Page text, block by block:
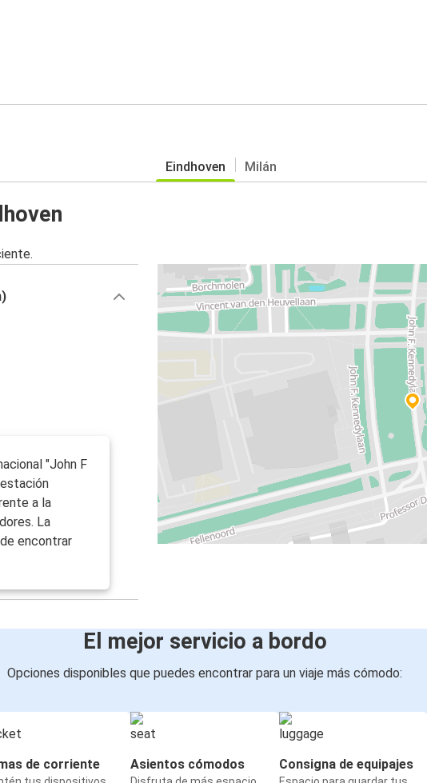
Eindhoven Milán
"John F
a la
La
encontrar
El mejor servicio a bordo
Opciones disponibles que puedes encontrar para un viaje más cómodo:
de corriente Asientos cómodos Consigna de equipajes